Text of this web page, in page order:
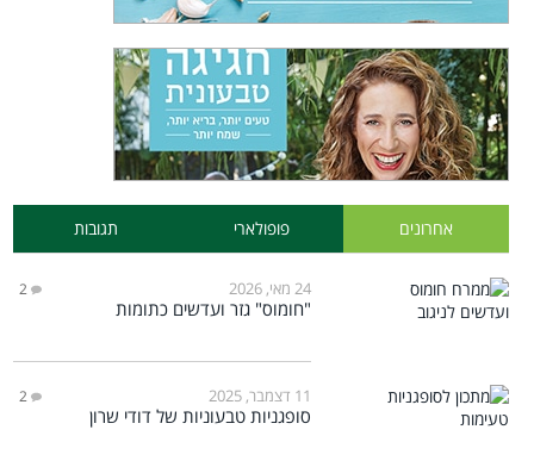
אחרונים פופולארי תגובות
24 מאי, 2026 2
"חומוס" גזר ועדשים כתומות
11 דצמבר, 2025 2
סופגניות טבעוניות של דודי שרון